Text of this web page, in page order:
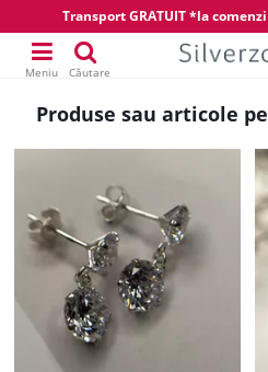
Transport GRATUIT *la
Meniu Căutare
Produse sau articole